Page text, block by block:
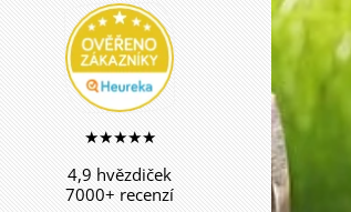
★★★★★
4,9 hvězdiček
7000+ recenzí